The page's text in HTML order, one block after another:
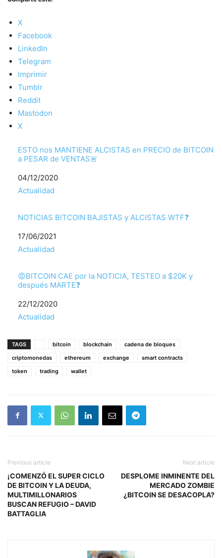
X
Facebook
LinkedIn
Telegram
Imprimir
Tumblr
Reddit
Mastodon
X
ESTO nos MANTIENE ALCISTAS en PRECIO de BITCOIN
a PESAR de VENTAS🚨
Fecha
04/12/2020
Respecto a
Actualidad
NOTICIAS BITCOIN BAJISTAS y ALCISTAS WTF❓
Fecha
17/06/2021
Respecto a
Actualidad
😡BITCOIN CAE por la NOTICIA, TESTEO a $20K y
después MARTE❓
Fecha
22/12/2020
Respecto a
Actualidad
TAGS bitcoin blockchain
cadena de bloques
criptomonedas
ethereum exchange
smart contracts
token
trading wallet
Previous article
¡COMENZÓ EL SUPER CICLO
DE BITCOIN Y LA DEUDA,
MULTIMILLONARIOS
BUSCAN REFUGIO – DAVID
BATTAGLIA
Next article
DESPLOME INMINENTE DEL
MERCADO ZOMBIE
¿BITCOIN SE DESACOPLA?